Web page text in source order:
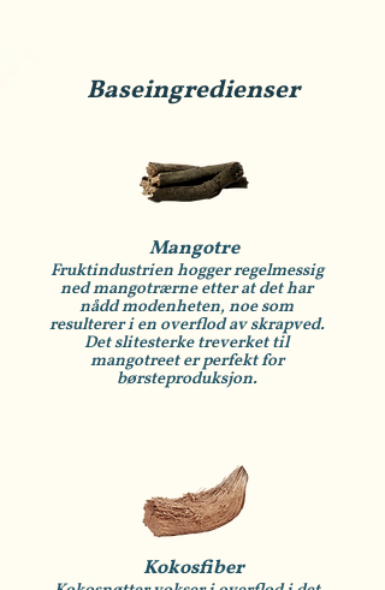
Baseingredienser
Mangotre
Fruktindustrien hogger regelmessig
ned mangotrærne etter at det har
nådd modenheten, noe som
resulterer i en overflod av skrapved.
Det slitesterke treverket til
mangotreet er perfekt for
børsteproduksjon.
Kokosfiber